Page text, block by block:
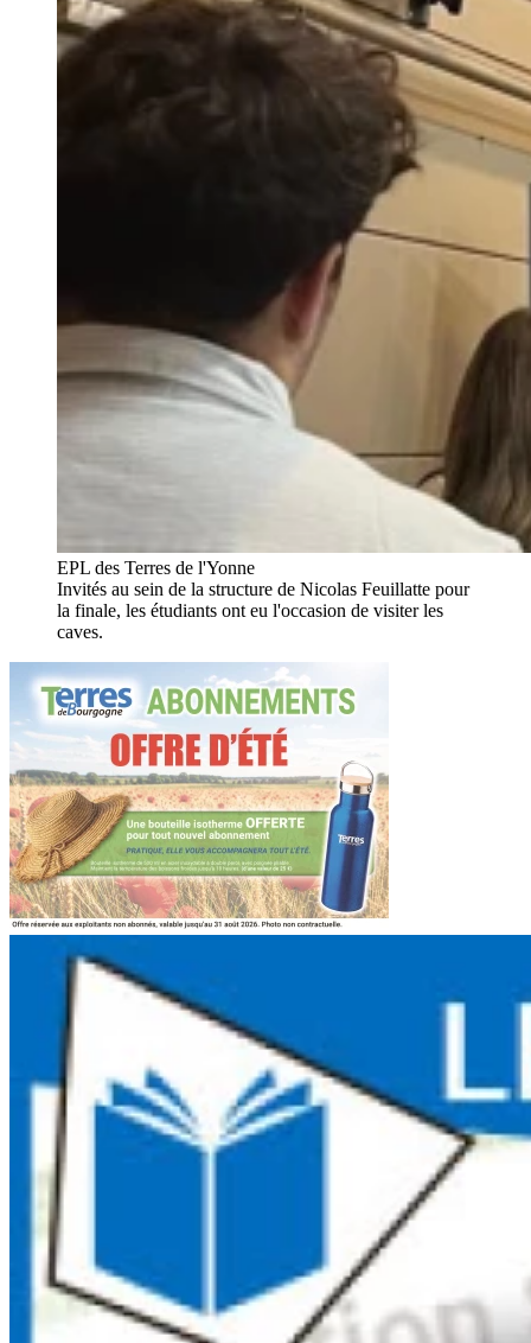
EPL des Terres de l'Yonne
Invités au sein de la structure de Nicolas Feuillatte pour
la finale, les étudiants ont eu l'occasion de visiter les
caves.